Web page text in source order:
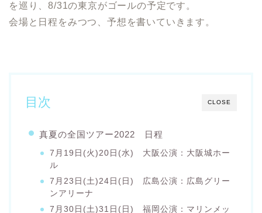
を巡り、8/31の東京がゴールの予定です。
会場と日程をみつつ、予想を書いていきます。
CLOSE
目次
真夏の全国ツアー2022 日程
7月19日(火)20日(水) 大阪公演：大阪城ホー
ル
7月23日(土)24日(日) 広島公演：広島グリー
ンアリーナ
7月30日(土)31日(日) 福岡公演：マリンメッ